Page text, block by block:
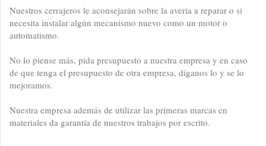
Nuestros cerrajeros le aconsejarán sobre la avería a reparar o si
necesita instalar algún mecanismo nuevo como un motor o
automatismo.
No lo piense más, pida presupuesto a nuestra empresa y en caso
de que tenga el presupuesto de otra empresa, díganos lo y se lo
mejoramos.
Nuestra empresa además de utilizar las primeras marcas en
materiales da garantía de nuestros trabajos por escrito.